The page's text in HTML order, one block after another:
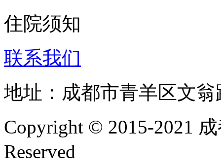
住院须知
联系我们
地址：成都市青羊区文
Copyright © 2015-2021
Reserved